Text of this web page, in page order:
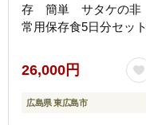
存 簡単 サタケの非
常用保存食5日分セット
26,000円
広島県 東広島市